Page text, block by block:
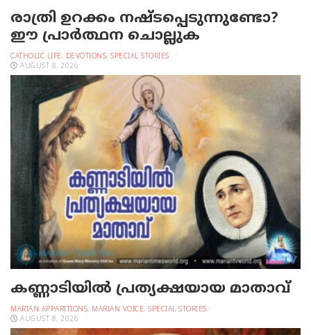
രാത്രി ഉറക്കം നഷ്ടപ്പെടുന്നുണ്ടോ?
ഈ പ്രാര്‍ത്ഥന ചൊല്ലുക
CATHOLIC LIFE, DEVOTIONS, SPECIAL STORIES
AUGUST 8, 2026
കണ്ണാടിയില്‍ പ്രത്യക്ഷയായ മാതാവ്
MARIAN APPARITIONS, MARIAN VOICE, SPECIAL STORIES
AUGUST 8, 2026